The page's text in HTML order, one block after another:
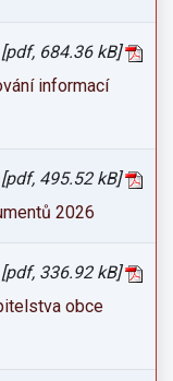
[pdf, 684.36 kB]
informací
[pdf, 495.52 kB]
2026
[pdf, 336.92 kB]
obce